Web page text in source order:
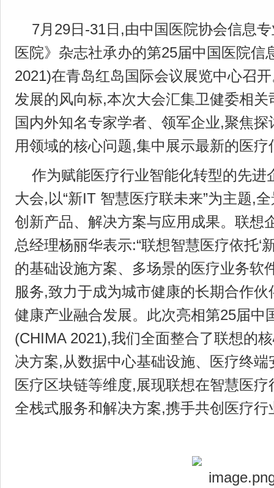
7月29日-31日,由中国医院协会信息
医院》杂志社承办的第25届中国医院信
2021)在青岛红岛国际会议展览中心召
发展的风向标,本次大会汇集卫健委相
国内外知名专家学者、领军企业,聚焦
用领域的核心问题,集中展示最新的医
作为赋能医疗行业智能化转型的先进
大会,以“新IT 智慧医疗联未来”为主题,
创新产品、解决方案与应用成果。联想
总经理杨丽华表示:“联想智慧医疗依托‘
的基础设施方案、多场景的医疗业务软
服务,致力于成为城市健康的长期合作
健康产业融合发展。此次亮相第25届中
(CHIMA 2021),我们全面整合了联想的
决方案,从数据中心基础设施、医疗终
医疗区块链等维度,展现联想在智慧医
全栈式服务和解决方案,携手共创医疗行